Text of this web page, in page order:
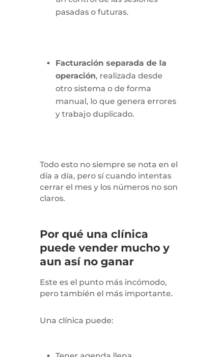
pasadas o futuras.
Facturación separada de la
operación, realizada desde
otro sistema o de forma
manual, lo que genera errores
y trabajo duplicado.
Todo esto no siempre se nota en el
día a día, pero sí cuando intentas
cerrar el mes y los números no son
claros.
Por qué una clínica
puede vender mucho y
aun así no ganar
Este es el punto más incómodo,
pero también el más importante.
Una clínica puede: